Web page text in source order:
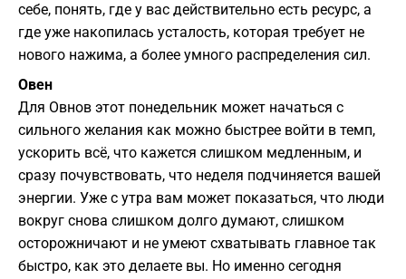
себе, понять, где у вас действительно есть ресурс, а
где уже накопилась усталость, которая требует не
нового нажима, а более умного распределения сил.
Овен
Для Овнов этот понедельник может начаться с
сильного желания как можно быстрее войти в темп,
ускорить всё, что кажется слишком медленным, и
сразу почувствовать, что неделя подчиняется вашей
энергии. Уже с утра вам может показаться, что люди
вокруг снова слишком долго думают, слишком
осторожничают и не умеют схватывать главное так
быстро, как это делаете вы. Но именно сегодня